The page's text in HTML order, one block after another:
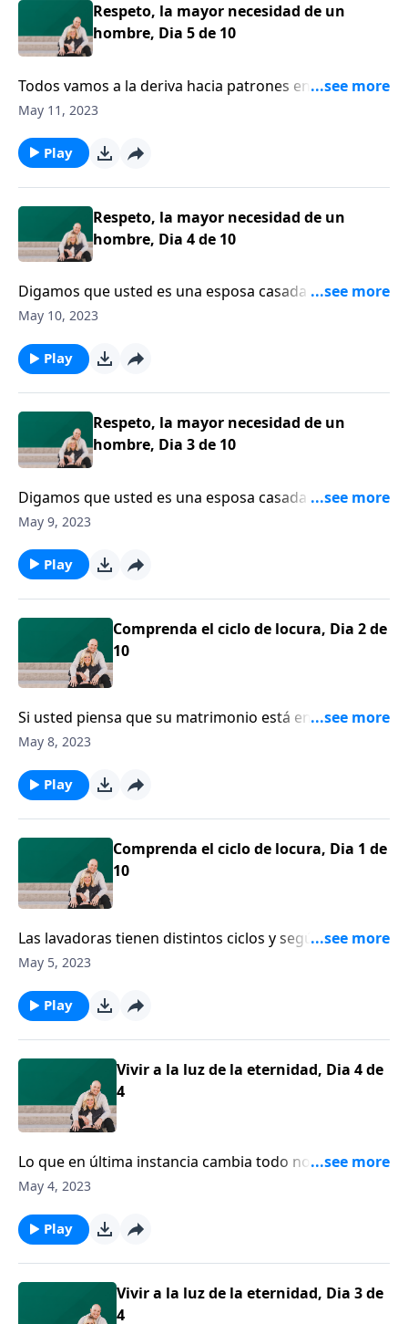
Respeto, la mayor necesidad de un
hombre, Dia 5 de 10
Todos vamos a la deriva hacia patrones en el
matrimonio. Ni siquiera estamos realmente
dice el doctor Emerson Eggerichs, algunos de esos
patrones pueden ser muy destructivos.
May 11, 2023
Play
Respeto, la mayor necesidad de un
hombre, Dia 4 de 10
Digamos que usted es una esposa casada con un
hombre que no está siendo el esposo o el hombre
motivarlo para que cambie?
May 10, 2023
Play
Respeto, la mayor necesidad de un
hombre, Dia 3 de 10
Digamos que usted es una esposa casada con un
hombre que no está siendo el esposo o el hombre
motivarlo para que cambie?
May 9, 2023
Play
Comprenda el ciclo de locura, Dia 2 de
10
Si usted piensa que su matrimonio está en el ciclo de
locura, hoy le diremos cómo detenerlo mientras está
al que pertenece.
May 8, 2023
Play
Comprenda el ciclo de locura, Dia 1 de
10
Las lavadoras tienen distintos ciclos y según el doctor
Emerson Eggerichs, lo mismo ocurre con los
en lo que él llama “el ciclo de la locura”.
May 5, 2023
Play
Vivir a la luz de la eternidad, Dia 4 de
4
Lo que en última instancia cambia todo no es el
hecho de que vamos a morir, sino que Jesús murió
agonía de la cruz, la realidad de la pasión de Cristo y
el propósito para la cruz. No fue simplemente una
propósito divino.
May 4, 2023
Play
Vivir a la luz de la eternidad, Dia 3 de
4